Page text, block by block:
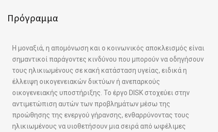
Πρόγραμμα
Η μοναξιά, η απομόνωση και ο κοινωνικός αποκλεισμός είναι
σημαντικοί παράγοντες κινδύνου που μπορούν να οδηγήσουν
τους ηλικιωμένους σε κακή κατάσταση υγείας, ειδικά η
έλλειψη οικογενειακών δικτύων ή ανεπαρκούς
οικογενειακής υποστήριξης. Το έργο DISK στοχεύει στην
αντιμετώπιση αυτών των προβλημάτων μέσω της
προώθησης της ενεργού γήρανσης, ενθαρρύνοντας τους
ηλικιωμένους να υιοθετήσουν μια σειρά από ωφέλιμες